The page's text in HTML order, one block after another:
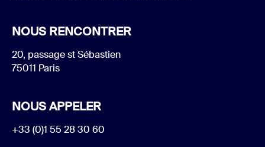
NOUS RENCONTRER
20, passage st Sébastien
75011 Paris
NOUS APPELER
+33 (0)1 55 28 30 60